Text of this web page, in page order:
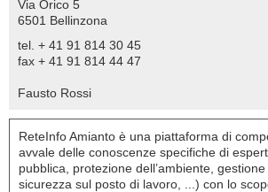
Via Orico 5
6501 Bellinzona
tel. + 41 91 814 30 45
fax + 41 91 814 44 47
Fausto Rossi
ReteInfo Amianto è una piattaforma di
avvale delle conoscenze specifiche di
pubblica, protezione dell’ambiente,
sicurezza sul posto di lavoro, ...) con lo